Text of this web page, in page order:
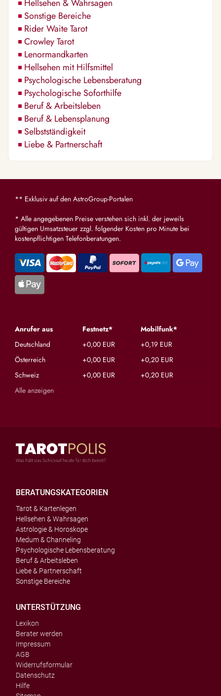
Hellsehen & Wahrsagen
Sonstige Bereiche
Rider Waite Tarot
Crowley Tarot
Lenormandkarten
Hellsehen mit Hilfsmittel
Psychologische Lebensberatung
Psychologische Soforthilfe
Beruf & Arbeitsleben
Beruf & Lebensplanung
Selbstständigkeit
Liebe & Partnerschaft
** Exklusiv auf den AstroGroup-Portalen
* Alle angegebenen Preise verstehen sich inkl. der jeweils
gültigen Umsatzsteuer zzgl. folgender Kosten pro Minute bei
kostenpflichtigen Telefonberatungen.
Anrufer aus Festnetz*
Mobilfunk*
Deutschland
+0,00 EUR
+0,19 EUR
Österreich
+0,00 EUR
+0,20 EUR
Schweiz
+0,00 EUR
+0,20 EUR
Alle anzeigen
BERATUNGSKATEGORIEN
Tarot & Kartenlegen
Hellsehen & Wahrsagen
Astrologie & Horoskope
Medum & Channeling
Psychologische Lebensberatung
Beruf & Arbeitsleben
Liebe & Partnerschaft
Sonstige Bereiche
UNTERSTÜTZUNG
Lexikon
Berater werden
Impressum
AGB
Widerrufsformular
Datenschutz
Hilfe